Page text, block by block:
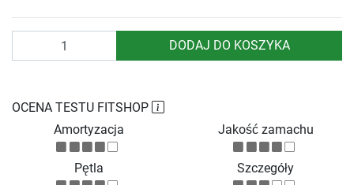
DODAJ DO KOSZYKA
OCENA TESTU FITSHOP
Amortyzacja
Jakość zamachu
Pętla Szczegóły